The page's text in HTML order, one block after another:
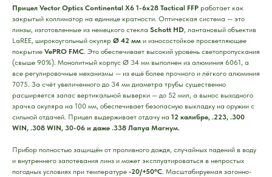
Прицел Vector Optics Continental X6 1-6x28 Tactical FFP работает как
закрытый коллиматор на единице кратности. Оптическая система — это
линзы, изготовленные из немецкого стекла Schott HD, лантановый объектив
LaREE, широкоугольный окуляр Ø 42 мм и износостойкое просветляющее
покрытие VePRO FMC. Это обеспечивает высокий уровень светопропускания
(свыше 90%). Монолитный корпус Ø 34 мм выполнен из алюминия 6061, а
все регулировочные механизмы — из ещё более прочного и лёгкого алюминия
7075. За счёт увеличенного до 34 мм диаметра трубы существенно
расширяется запас вертикальной выверки — до 52 мил, а вынос выходного
зрачка окуляра на 100 мм, обеспечивает безопасную выкладку на оружии с
сильной отдачей. Прицел выдерживает отдачу на 12 калибре, .223, .300
WIN, .308 WIN, 30-06 и даже .338 Лапуа Магнум.
Прибор полностью защищён от проливного дождя, случайных падений в воду
и внутреннего запотевания линз и может эксплуатироваться в непростых
погодных условиях при температуре -20/+50°C. Масштабируемая загонно-